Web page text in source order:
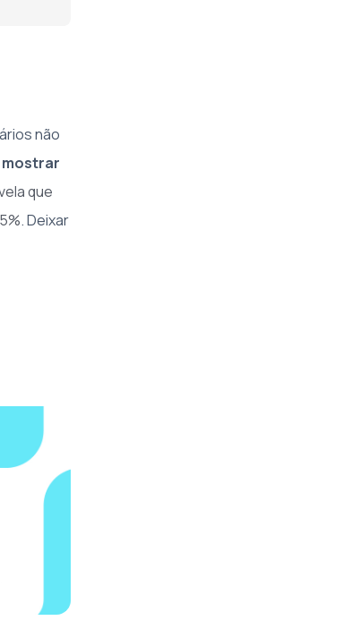
não
mostrar
que
. Deixar